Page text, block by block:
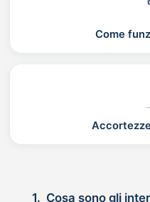
Come
1. Cosa sono gli